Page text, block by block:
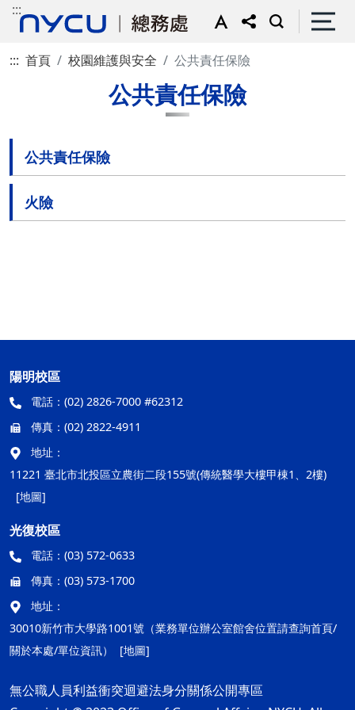
:::
::: 首頁 校園維護與安全 公共責任保險
公共責任保險
公共責任保險
火險
陽明校區
電話： (02) 2826-7000 #62312
傳真： (02) 2822-4911
地址：
11221 臺北市北投區立農街二段155號(傳統醫學大樓甲棟1、2樓)
[地圖]
光復校區
電話： (03) 572-0633
傳真： (03) 573-1700
地址：
30010新竹市大學路1001號（業務單位辦公室館舍位置請查詢首頁/
關於本處/單位資訊）
[地圖]
無公職人員利益衝突迴避法身分關係公開專區